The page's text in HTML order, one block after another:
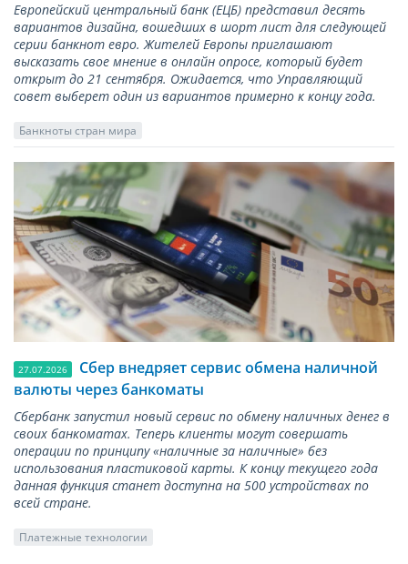
Европейский центральный банк (ЕЦБ) представил десять
вариантов дизайна, вошедших в шорт лист для следующей
серии банкнот евро. Жителей Европы приглашают
высказать свое мнение в онлайн опросе, который будет
открыт до 21 сентября. Ожидается, что Управляющий
совет выберет один из вариантов примерно к концу года.
Банкноты стран мира
27.07.2026
Сбер внедряет сервис обмена наличной
валюты через банкоматы
Сбербанк запустил новый сервис по обмену наличных денег в
своих банкоматах. Теперь клиенты могут совершать
операции по принципу «наличные за наличные» без
использования пластиковой карты. К концу текущего года
данная функция станет доступна на 500 устройствах по
всей стране.
Платежные технологии